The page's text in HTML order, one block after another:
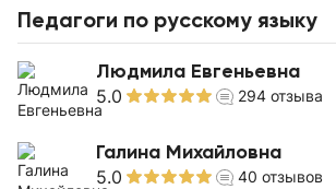
Педагоги по русскому языку
Людмила Евгеньевна
5.0 294 отзыва
Галина Михайловна
5.0 40 отзывов